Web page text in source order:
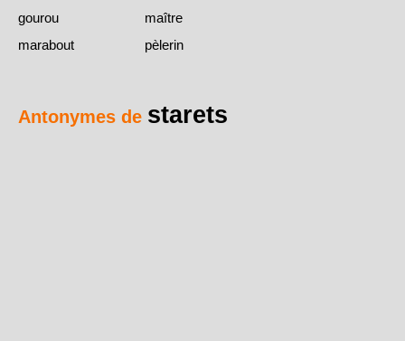
gourou
maître
marabout
pèlerin
Antonymes de starets